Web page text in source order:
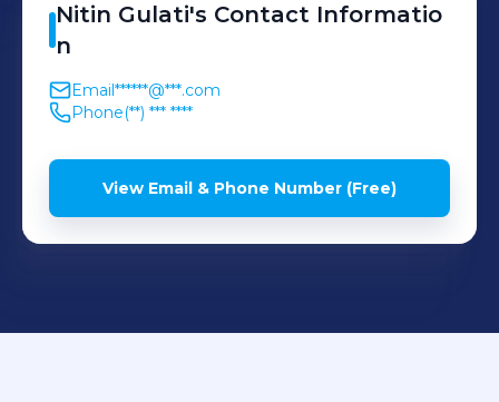
Nitin Gulati's Contact Informatio
n
Email******@***.com
Phone(**) *** ****
View Email & Phone Number (Free)